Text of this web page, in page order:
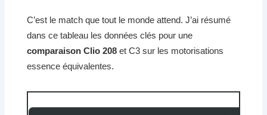
C’est le match que tout le monde attend. J’ai résumé
dans ce tableau les données clés pour une
comparaison Clio 208 et C3 sur les motorisations
essence équivalentes.